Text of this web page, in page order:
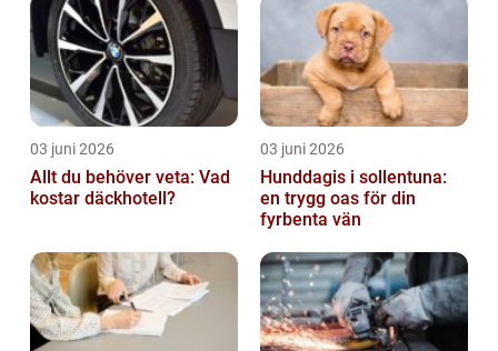
03 juni 2026
Allt du behöver veta: Vad
kostar däckhotell?
03 juni 2026
Hunddagis i sollentuna:
en trygg oas för din
fyrbenta vän